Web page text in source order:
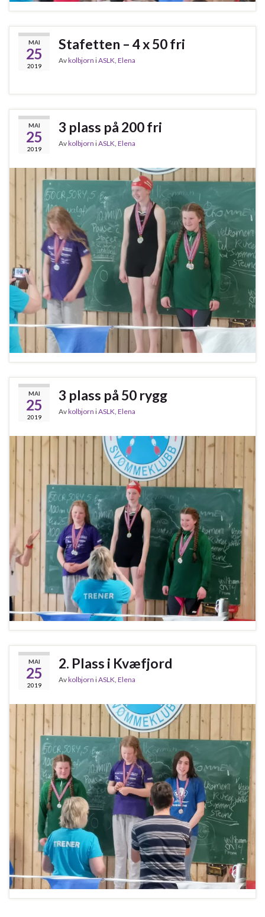
MAI
25
2019
Stafetten – 4 x 50 fri
Avkolbjorn iASLK Elena
MAI
25
2019
3 plass på 200 fri
Avkolbjorn iASLK Elena
MAI
25
2019
3 plass på 50 rygg
Avkolbjorn iASLK Elena
MAI
25
2019
2. Plass i Kvæfjord
Avkolbjorn iASLK, Elena